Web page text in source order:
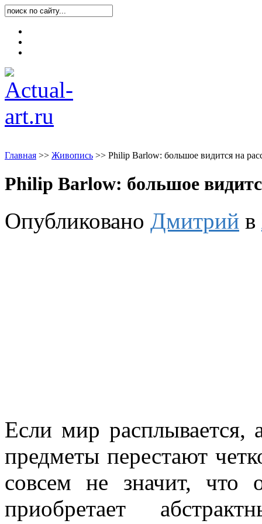
Главная >> Живопись >> Philip Barlow: большое видится на
Philip Barlow: большое
Опубликовано Дмитрий в
Если мир
предметы перестают
совсем не значит, что
приобретает